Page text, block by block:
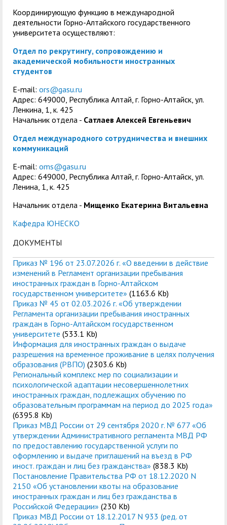
Координирующую функцию в международной
деятельности Горно-Алтайского государственного
университета осуществляют:
Отдел по рекрутингу, сопровождению и
академической мобильности иностранных
студентов
E-mail: ors@gasu.ru
Адрес: 649000, Республика Алтай, г. Горно-Алтайск, ул.
Ленкина, 1, к. 425
Начальник отдела - Сатлаев Алексей Евгеньевич
Отдел международного сотрудничества и внешних
коммуникаций
E-mail: oms@gasu.ru
Адрес: 649000, Республика Алтай, г. Горно-Алтайск, ул.
Ленина, 1, к. 425
Начальник отдела - Мищенко Екатерина Витальевна
Кафедра ЮНЕСКО
ДОКУМЕНТЫ
Приказ № 196 от 23.07.2026 г. «О введении в действие
изменений в Регламент организации пребывания
иностранных граждан в Горно-Алтайском
государственном университете» (1163.6 Kb)
Приказ № 45 от 02.03.2026 г. «Об утверждении
Регламента организации пребывания иностранных
граждан в Горно-Алтайском государственном
университете (533.1 Kb)
Информация для иностранных граждан о выдаче
разрешения на временное проживание в целях получения
образования (РВПО) (2303.6 Kb)
Региональный комплекс мер по социализации и
психологической адаптации несовершеннолетних
иностранных граждан, подлежащих обучению по
образовательным программам на период до 2025 года»
(6395.8 Kb)
Приказ МВД России от 29 сентября 2020 г. № 677 «Об
утверждении Административного регламента МВД РФ
по предоставлению государственной услуги по
оформлению и выдаче приглашений на въезд в РФ
иност. граждан и лиц без гражданства» (838.3 Kb)
Постановление Правительства РФ от 18.12.2020 N
2150 «Об установлении квоты на образование
иностранных граждан и лиц без гражданства в
Российской Федерации» (230 Kb)
Приказ МВД России от 18.12.2017 N 933 (ред. от